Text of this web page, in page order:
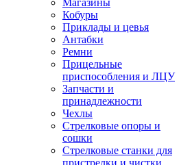
Магазины
Кобуры
Приклады и цевья
Антабки
Ремни
Прицельные
приспособления и ЛЦУ
Запчасти и
принадлежности
Чехлы
Стрелковые опоры и
сошки
Стрелковые станки для
пристрелки и чистки